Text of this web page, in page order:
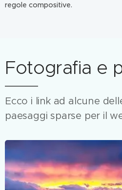
regole compositive.
Fotografia e
Ecco i link ad alcune
paesaggi sparse per il